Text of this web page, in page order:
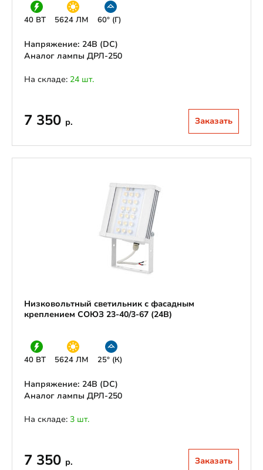
40 ВТ 5624 ЛМ 60° (Г)
Напряжение: 24В (DС)
Аналог лампы ДРЛ-250
На складе: 24 шт.
7 350 р. Заказать
Низковольтный светильник с фасадным
креплением СОЮЗ 23-40/3-67 (24В)
40 ВТ 5624 ЛМ 25° (К)
Напряжение: 24В (DС)
Аналог лампы ДРЛ-250
На складе: 3 шт.
7 350 р. Заказать